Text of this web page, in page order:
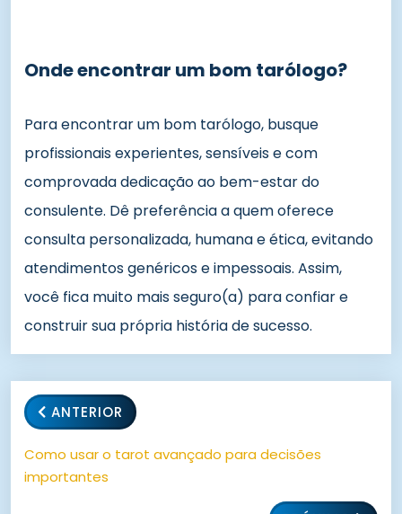
Onde encontrar um bom tarólogo?
Para encontrar um bom tarólogo, busque
profissionais experientes, sensíveis e com
comprovada dedicação ao bem-estar do
consulente. Dê preferência a quem oferece
consulta personalizada, humana e ética, evitando
atendimentos genéricos e impessoais. Assim,
você fica muito mais seguro(a) para confiar e
construir sua própria história de sucesso.
ANTERIOR
Como usar o tarot avançado para decisões
importantes